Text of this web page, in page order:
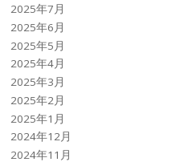
2025年7月
2025年6月
2025年5月
2025年4月
2025年3月
2025年2月
2025年1月
2024年12月
2024年11月